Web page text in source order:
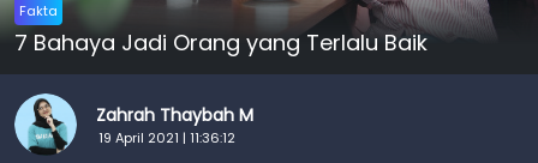
Fakta
7 Bahaya Jadi Orang yang Terlalu Baik
Zahrah Thaybah M
19 April 2021 | 11:36:12